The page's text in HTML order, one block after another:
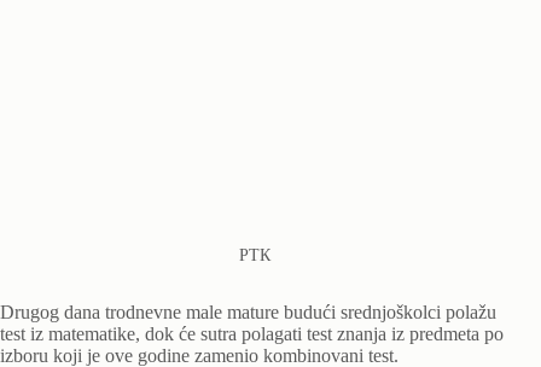
РТК
Drugog dana trodnevne male mature budući srednjoškolci polažu
test iz matematike, dok će sutra polagati test znanja iz predmeta po
izboru koji je ove godine zamenio kombinovani test.